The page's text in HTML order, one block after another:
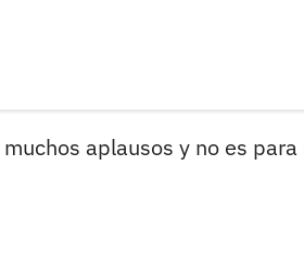
aplausos y no es